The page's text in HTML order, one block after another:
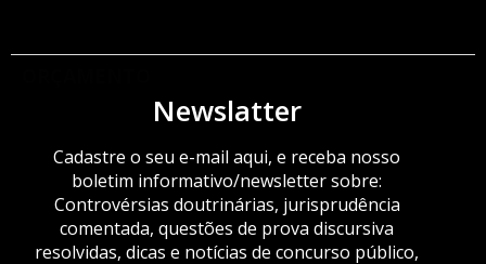
Newslatter
Cadastre o seu e-mail aqui, e receba nosso
boletim informativo/newsletter sobre:
Controvérsias doutrinárias, jurisprudência
comentada, questões de prova discursiva
resolvidas, dicas e notícias de concurso público,